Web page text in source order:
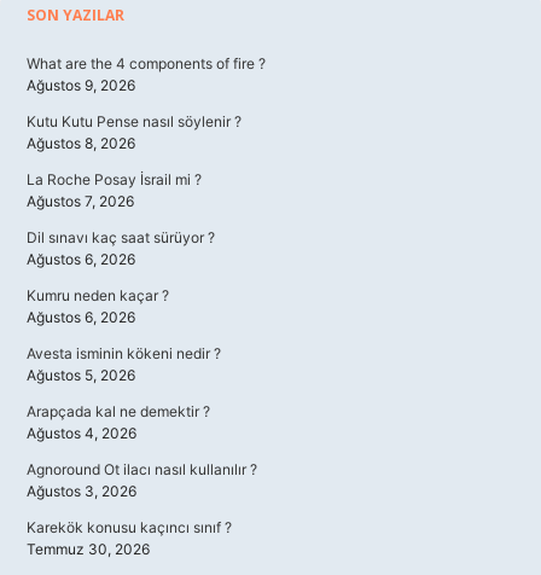
Sidebar
SON YAZILAR
What are the 4 components of fire ?
Ağustos 9, 2026
Kutu Kutu Pense nasıl söylenir ?
Ağustos 8, 2026
La Roche Posay İsrail mi ?
Ağustos 7, 2026
Dil sınavı kaç saat sürüyor ?
Ağustos 6, 2026
Kumru neden kaçar ?
Ağustos 6, 2026
Avesta isminin kökeni nedir ?
Ağustos 5, 2026
Arapçada kal ne demektir ?
Ağustos 4, 2026
Agnoround Ot ilacı nasıl kullanılır ?
Ağustos 3, 2026
Karekök konusu kaçıncı sınıf ?
Temmuz 30, 2026